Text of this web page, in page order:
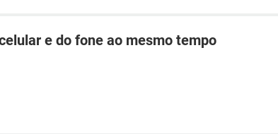
e do fone ao mesmo tempo